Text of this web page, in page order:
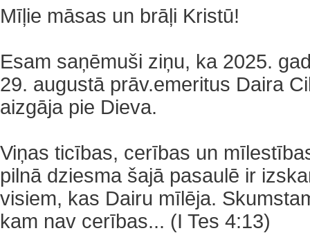
Mīļie māsas un brāļi Kristū!
‌Esam saņēmuši ziņu, ka 2025.
29. augustā prāv.emeritus Daira
aizgāja pie Dieva.
‌Viņas ticības, cerības un
pilnā dziesma šajā pasaulē ir
visiem, kas Dairu mīlēja.
kam nav cerības... (I Tes 4:13)